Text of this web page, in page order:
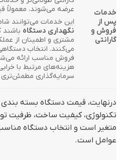
خدمات
پس از
فروش و
گارانتی
عرضه می‌شوند، معمولاً
این خدمات می‌توانند
نگهداری دستگاه
مشتری و اطمینان از
می‌کنند. انتخاب
فروش مناسب ارائه
هزینه‌های مرتبط با
سرمایه‌گذاری مطمئن‌تری
درنهایت، قیمت دستگاه بسته بندی
تکنولوژی، کیفیت ساخت، ظرفیت
متغیر است و انتخاب دستگاه
عوامل است.